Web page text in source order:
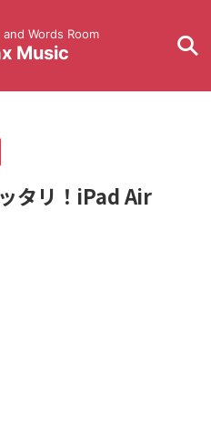
Words Room
Music
タリ！iPad Air